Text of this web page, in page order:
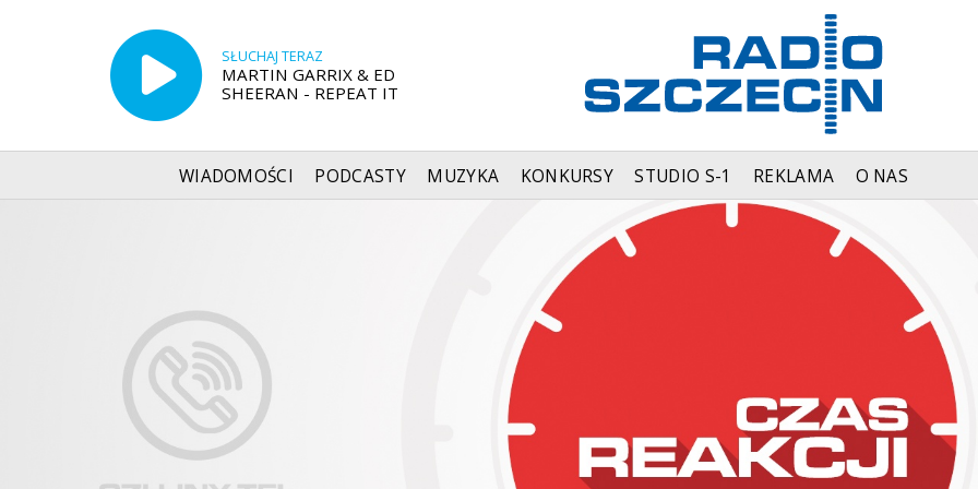
SŁUCHAJ TERAZ
MARTIN GARRIX & ED
SHEERAN - REPEAT IT
WIADOMOŚCI PODCASTY MUZYKA KONKURSY STUDIO S-1 REKLAMA O NAS